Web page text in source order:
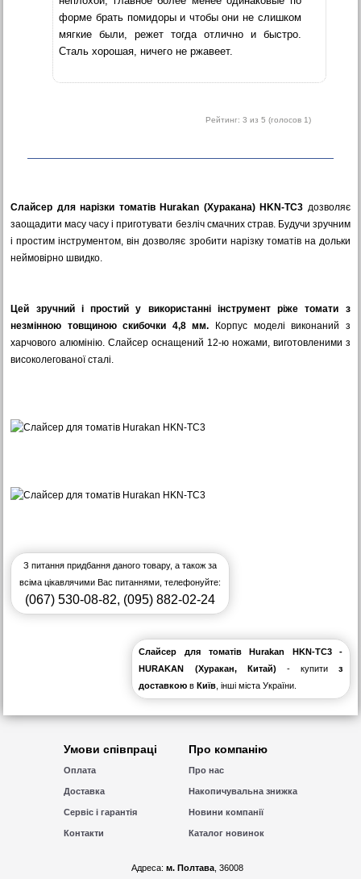
форме брать помидоры и чтобы они не слишком
мягкие были, режет тогда отлично и быстро.
Сталь хорошая, ничего не ржавеет.
Рейтинг: 3 из 5 (голосов 1)
Слайсер для нарізки томатів Hurakan (Хуракана) HKN-TC3 дозволяє
заощадити масу часу і приготувати безліч смачних страв. Будучи зручним
і простим інструментом, він дозволяє зробити нарізку томатів на дольки
неймовірно швидко.
Цей зручний і простий у використанні інструмент ріже томати з
незмінною товщиною скибочки 4,8 мм. Корпус моделі виконаний з
харчового алюмінію. Слайсер оснащений 12-ю ножами, виготовленими з
високолегованої сталі.
З питання придбання даного товару, а також за
всіма цікавлячими Вас питаннями, телефонуйте:
(067) 530-08-82, (095) 882-02-24
Слайсер для томатів Hurakan HKN-TC3 -
HURAKAN (Хуракан, Китай) - купитиз
доставкою вКиїв , інші міста України.
Умови співпраці
Оплата
Доставка
Сервіс і гарантія
Контакти
Про компанію
Про нас
Накопичувальна знижка
Новини компанії
Каталог новинок
Адреса:м. Полтава , 36008